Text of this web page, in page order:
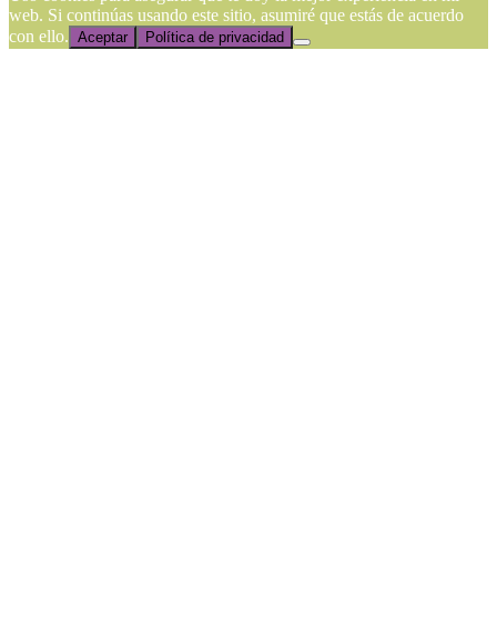
web. Si continúas usando este sitio, asumiré que estás de acuerdo
con ello. Aceptar Política de privacidad